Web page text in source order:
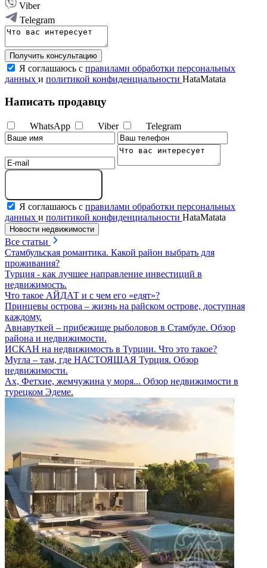
Viber
Telegram
Получить консультацию
Я соглашаюсь с правилами обработки персональных
данных и политикой конфиденциальности HataMatata
Написать продавцу
WhatsApp Viber Telegram
Я соглашаюсь с правилами обработки персональных
данных и политикой конфиденциальности HataMatata
Новости недвижимости
Все статьи
Стамбульская романтика. Какой район выбрать для
проживания?
Турция - как лучшее направление инвестиций в
недвижимость.
Что такое АЙДАТ и с чем его «едят»?
Принцевы острова – жизнь на райском острове, доступная
каждому.
Авнавуткей – прибежище рыболовов в Стамбуле. Обзор
района и недвижимости.
ИСКАН на недвижимость в Турции. Что это такое?
Мугла – там, где НАСТОЯЩАЯ Турция. Обзор
недвижимости.
Ах, Фетхие, жемчужина у моря... Обзор недвижимости в
турецком Эдеме.